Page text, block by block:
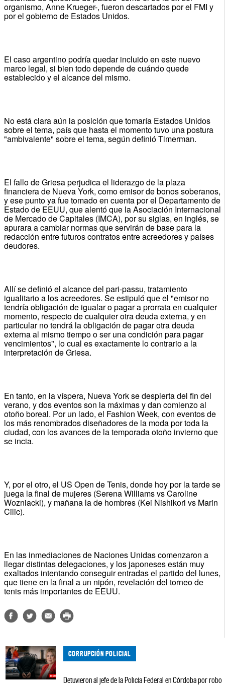
organismo, Anne Krueger-, fueron descartados por el FMI y
por el gobierno de Estados Unidos.
El caso argentino podría quedar incluido en este nuevo
marco legal, si bien todo depende de cuándo quede
establecido y el alcance del mismo.
No está clara aún la posición que tomaría Estados Unidos
sobre el tema, país que hasta el momento tuvo una postura
"ambivalente" sobre el tema, según definió Timerman.
El fallo de Griesa perjudica el liderazgo de la plaza
financiera de Nueva York, como emisor de bonos soberanos,
y ese punto ya fue tomado en cuenta por el Departamento de
Estado de EEUU, que alentó que la Asociación Internacional
de Mercado de Capitales (IMCA), por su siglas, en inglés, se
apurara a cambiar normas que servirán de base para la
redacción entre futuros contratos entre acreedores y países
deudores.
Allí se definió el alcance del pari-passu, tratamiento
igualitario a los acreedores. Se estipuló que el "emisor no
tendría obligación de igualar o pagar a prorrata en cualquier
momento, respecto de cualquier otra deuda externa, y en
particular no tendrá la obligación de pagar otra deuda
externa al mismo tiempo o ser una condición para pagar
vencimientos", lo cual es exactamente lo contrario a la
interpretación de Griesa.
En tanto, en la víspera, Nueva York se despierta del fin del
verano, y dos eventos son la máximas y dan comienzo al
otoño boreal. Por un lado, el Fashion Week, con eventos de
los más renombrados diseñadores de la moda por toda la
ciudad, con los avances de la temporada otoño invierno que
se incia.
Y, por el otro, el US Open de Tenis, donde hoy por la tarde se
juega la final de mujeres (Serena Williams vs Caroline
Wozniacki), y mañana la de hombres (Kei Nishikori vs Marin
Cilic).
En las inmediaciones de Naciones Unidas comenzaron a
llegar distintas delegaciones, y los japoneses están muy
exaltados intentando conseguir entradas el partido del lunes,
que tiene en la final a un nipón, revelación del torneo de
tenis más importantes de EEUU.
CORRUPCIÓN POLICIAL
Detuvieron al jefe de la Policía Federal en Córdoba por robo